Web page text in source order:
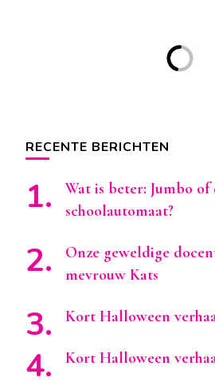
RECENTE BERICHTEN
Wat is beter: Jumbo of
schoolautomaat?
Onze geweldige
mevrouw Kats
Kort Halloween
Kort Halloween